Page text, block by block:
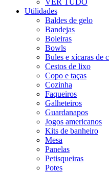
VER TUDO
Utilidades
Baldes de gelo
Bandejas
Boleiras
Bowls
Bules e xícaras de
Cestos de lixo
Copo e taças
Cozinha
Faqueiros
Galheteiros
Guardanapos
Jogos americanos
Kits de banheiro
Mesa
Panelas
Petisqueiras
Potes